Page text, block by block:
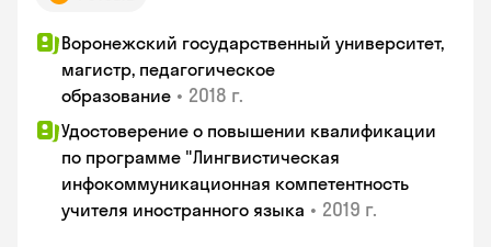
Воронежский государственный университет,
магистр, педагогическое
образование • 2018 г.
Удостоверение о повышении квалификации
по программе "Лингвистическая
инфокоммуникационная компетентность
учителя иностранного языка • 2019 г.